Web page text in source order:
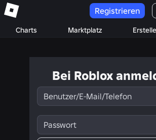
Charts Marktplatz
Registrieren
Bei Roblox
Benutzer/E-
Mail/Telefon
Passwort